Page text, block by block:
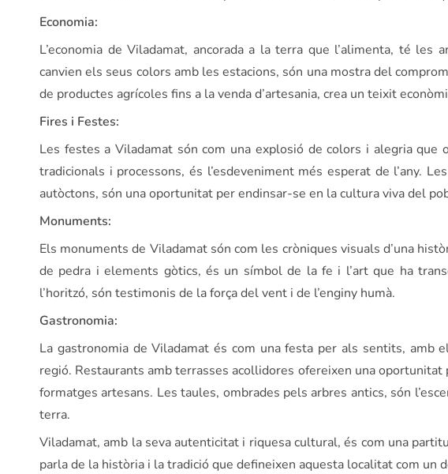
Economia:
L’economia de Viladamat, ancorada a la terra que l’alimenta, té les
canvien els seus colors amb les estacions, són una mostra del
de productes agrícoles fins a la venda d’artesania, crea un teixit
Fires i Festes:
Les festes a Viladamat són com una explosió de colors i alegria
tradicionals i processons, és l’esdeveniment més esperat de l’any.
autòctons, són una oportunitat per endinsar-se en la cultura viva del
Monuments:
Els monuments de Viladamat són com les cròniques visuals d’una
de pedra i elements gòtics, és un símbol de la fe i l’art que ha
l’horitzó, són testimonis de la força del vent i de l’enginy humà.
Gastronomia:
La gastronomia de Viladamat és com una festa per als sentits, amb
regió. Restaurants amb terrasses acollidores ofereixen una oportunitat
formatges artesans. Les taules, ombrades pels arbres antics, són
terra.
Viladamat, amb la seva autenticitat i riquesa cultural, és com una
parla de la història i la tradició que defineixen aquesta localitat com un